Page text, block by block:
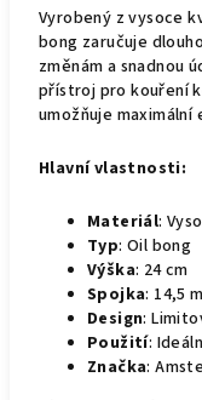
Vyrobený z vysoce
bong zaručuje
změnám a snadnou
přístroj pro kouření
umožňuje
Hlavní vlastnosti:
Materiál:
Typ: Oil bong
Výška: 24 cm
Spojka: 14,5
Design:
Použití:
Značka: